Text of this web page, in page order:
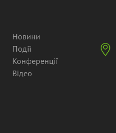
Новини
Події
Конференції
Відео